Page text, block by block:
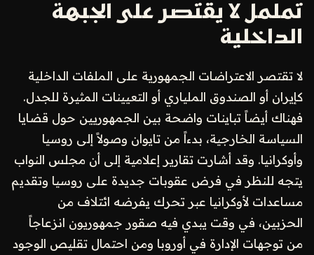
تململ لا يقتصر على الجبهة
الداخلية
لا تقتصر الاعتراضات الجمهورية على الملفات الداخلية
كإيران أو الصندوق الملياري أو التعيينات المثيرة للجدل.
فهناك أيضاً تباينات واضحة بين الجمهوريين حول قضايا
السياسة الخارجية، بدءاً من تايوان وصولاً إلى روسيا
وأوكرانيا. وقد أشارت تقارير إعلامية إلى أن مجلس النواب
يتجه للنظر في فرض عقوبات جديدة على روسيا وتقديم
مساعدات لأوكرانيا عبر تحرك يفرضه ائتلاف من
الحزبين، في وقت يبدي فيه صقور جمهوريون انزعاجاً
من توجهات الإدارة في أوروبا ومن احتمال تقليص الوجود